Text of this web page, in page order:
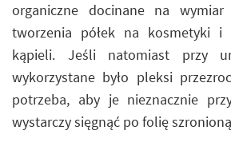
organiczne docinane na
tworzenia półek na kosmetyki i
kąpieli. Jeśli natomiast przy
wykorzystane było pleksi
potrzeba, aby je nieznacznie
wystarczy sięgnąć po folię